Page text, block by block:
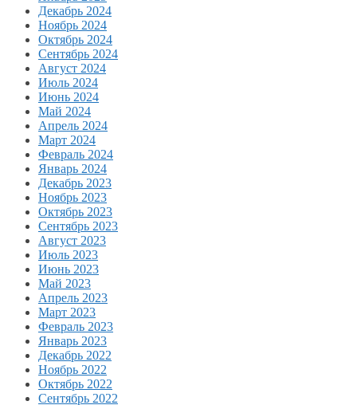
Декабрь 2024
Ноябрь 2024
Октябрь 2024
Сентябрь 2024
Август 2024
Июль 2024
Июнь 2024
Май 2024
Апрель 2024
Март 2024
Февраль 2024
Январь 2024
Декабрь 2023
Ноябрь 2023
Октябрь 2023
Сентябрь 2023
Август 2023
Июль 2023
Июнь 2023
Май 2023
Апрель 2023
Март 2023
Февраль 2023
Январь 2023
Декабрь 2022
Ноябрь 2022
Октябрь 2022
Сентябрь 2022